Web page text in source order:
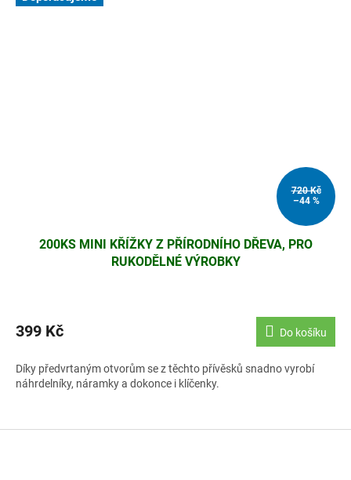
720 Kč
–44 %
200KS MINI KŘÍŽKY Z PŘÍRODNÍHO DŘEVA, PRO
RUKODĚLNÉ VÝROBKY
399 Kč Do košíku
Díky předvrtaným otvorům se z těchto přívěsků snadno vyrobí
náhrdelníky, náramky a dokonce i klíčenky.